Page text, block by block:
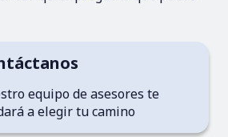
equipo de asesores te
a elegir tu camino